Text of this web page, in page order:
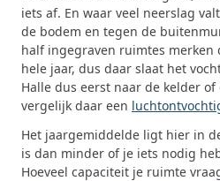
iets af. En waar veel neerslag
de bodem en tegen de
half ingegraven ruimtes merken
hele jaar, dus daar slaat het
Halle dus eerst naar de kelder
vergelijk daar een
Het jaargemiddelde ligt hier in
is dan minder of je iets nodig
Hoeveel capaciteit je ruimte